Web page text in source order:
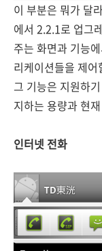
이 부분은 뭐가 달
에서 2.2.1로 업그
주는 화면과 기능
리케이션들을 제
그 기능은 지원하
지하는 용량과 현
인터넷 전화